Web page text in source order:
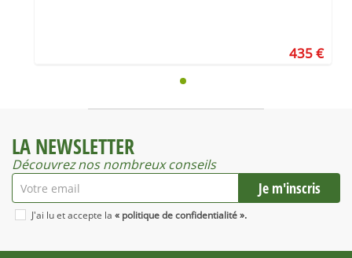
435 €
LA NEWSLETTER
Découvrez nos nombreux conseils
J'ai lu et accepte la « politique de confidentialité ».